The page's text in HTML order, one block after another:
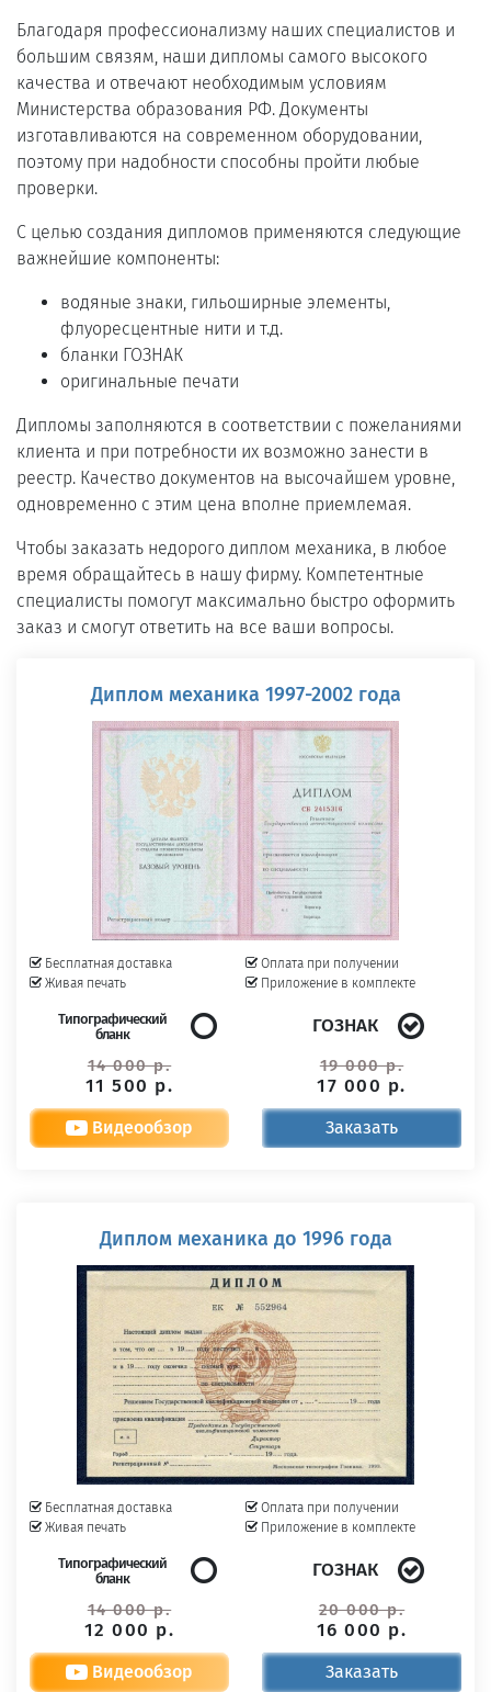
Благодаря профессионализму наших специалистов и
большим связям, наши дипломы самого высокого
качества и отвечают необходимым условиям
Министерства образования РФ. Документы
изготавливаются на современном оборудовании,
поэтому при надобности способны пройти любые
проверки.
С целью создания дипломов применяются следующие
важнейшие компоненты:
водяные знаки, гильоширные элементы,
флуоресцентные нити и т.д.
бланки ГОЗНАК
оригинальные печати
Дипломы заполняются в соответствии с пожеланиями
клиента и при потребности их возможно занести в
реестр. Качество документов на высочайшем уровне,
одновременно с этим цена вполне приемлемая.
Чтобы заказать недорого диплом механика, в любое
время обращайтесь в нашу фирму. Компетентные
специалисты помогут максимально быстро оформить
заказ и смогут ответить на все ваши вопросы.
Диплом механика 1997-2002 года
Бесплатная доставка
Живая печать
Оплата при получении
Приложение в комплекте
Типографический
бланк
14 000 р.
11 500 р.
ГОЗНАК
19 000 р.
17 000 р.
Видеообзор Заказать
Диплом механика до 1996 года
Бесплатная доставка
Живая печать
Оплата при получении
Приложение в комплекте
Типографический
бланк
14 000 р.
12 000 р.
ГОЗНАК
20 000 р.
16 000 р.
Видеообзор Заказать